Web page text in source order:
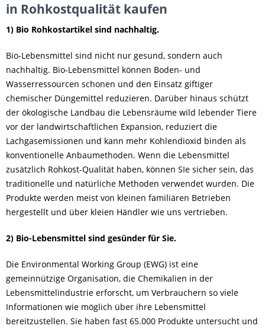
in Rohkostqualität kaufen
1) Bio Rohkostartikel sind nachhaltig.
Bio-Lebensmittel sind nicht nur gesund, sondern auch
nachhaltig. Bio-Lebensmittel können Boden- und
Wasserressourcen schonen und den Einsatz giftiger
chemischer Düngemittel reduzieren. Darüber hinaus schützt
der ökologische Landbau die Lebensräume wild lebender Tiere
vor der landwirtschaftlichen Expansion, reduziert die
Lachgasemissionen und kann mehr Kohlendioxid binden als
konventionelle Anbaumethoden. Wenn die Lebensmittel
zusätzlich Rohkost-Qualität haben, können SIe sicher sein, das
traditionelle und natürliche Methoden verwendet wurden. Die
Produkte werden meist von kleinen familiären Betrieben
hergestellt und über kleien Händler wie uns vertrieben.
2) Bio-Lebensmittel sind gesünder für Sie.
Die Environmental Working Group (EWG) ist eine
gemeinnützige Organisation, die Chemikalien in der
Lebensmittelindustrie erforscht, um Verbrauchern so viele
Informationen wie möglich über ihre Lebensmittel
bereitzustellen. Sie haben fast 65.000 Produkte untersucht und